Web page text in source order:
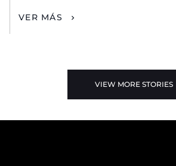
VER MÁS
VIEW MORE STORIES